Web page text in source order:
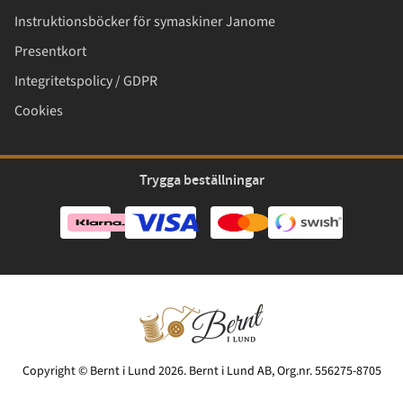
Instruktionsböcker för symaskiner Janome
Presentkort
Integritetspolicy / GDPR
Cookies
Trygga beställningar
Copyright © Bernt i Lund 2026. Bernt i Lund AB, Org.nr. 556275-8705